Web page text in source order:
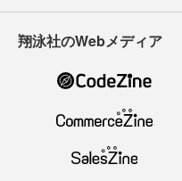
翔泳社のWebメディア